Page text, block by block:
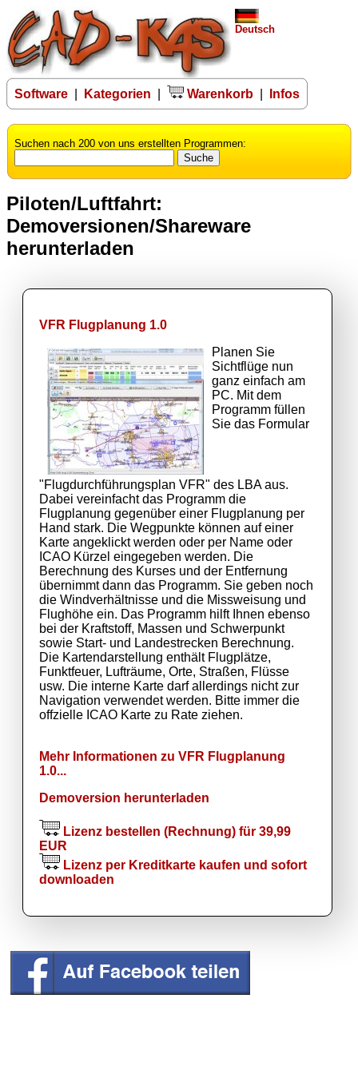
Deutsch
Software Kategorien Warenkorb| Infos
Suchen nach 200 von uns erstellten Programmen:
Piloten/Luftfahrt:
Demoversionen/Shareware
herunterladen
VFR Flugplanung 1.0
Planen Sie
Sichtflüge nun
ganz einfach am
PC. Mit dem
Programm füllen
Sie das Formular
"Flugdurchführungsplan VFR" des LBA aus.
Dabei vereinfacht das Programm die
Flugplanung gegenüber einer Flugplanung per
Hand stark. Die Wegpunkte können auf einer
Karte angeklickt werden oder per Name oder
ICAO Kürzel eingegeben werden. Die
Berechnung des Kurses und der Entfernung
übernimmt dann das Programm. Sie geben noch
die Windverhältnisse und die Missweisung und
Flughöhe ein. Das Programm hilft Ihnen ebenso
bei der Kraftstoff, Massen und Schwerpunkt
sowie Start- und Landestrecken Berechnung.
Die Kartendarstellung enthält Flugplätze,
Funktfeuer, Lufträume, Orte, Straßen, Flüsse
usw. Die interne Karte darf allerdings nicht zur
Navigation verwendet werden. Bitte immer die
offzielle ICAO Karte zu Rate ziehen.
Mehr Informationen zu VFR Flugplanung
1.0...
Demoversion herunterladen
Lizenz bestellen (Rechnung) für 39,99
EUR
Lizenz per Kreditkarte kaufen und sofort
downloaden